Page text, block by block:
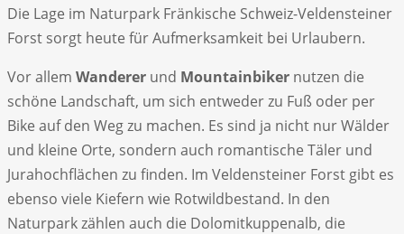
Die Lage im Naturpark Fränkische Schweiz-Veldensteiner
Forst sorgt heute für Aufmerksamkeit bei Urlaubern.
Vor allem Wanderer und Mountainbiker nutzen die
schöne Landschaft, um sich entweder zu Fuß oder per
Bike auf den Weg zu machen. Es sind ja nicht nur Wälder
und kleine Orte, sondern auch romantische Täler und
Jurahochflächen zu finden. Im Veldensteiner Forst gibt es
ebenso viele Kiefern wie Rotwildbestand. In den
Naturpark zählen auch die Dolomitkuppenalb, die